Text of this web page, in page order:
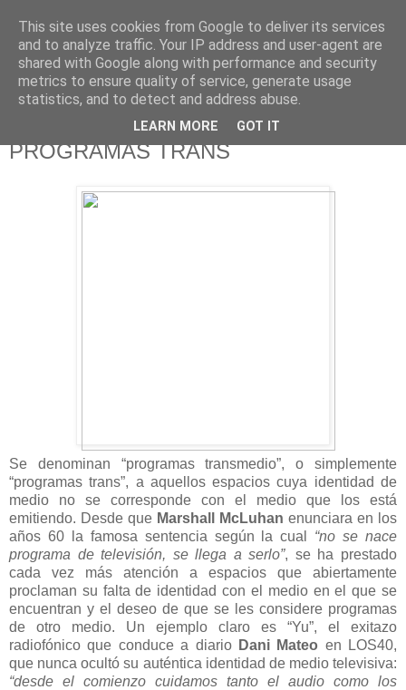
625 RANAS
LA TELEVISIÓN DESDE EL PUNTO DE VISTA BATRACIO
PROGRAMAS TRANS
Se denominan “programas transmedio”, o simplemente
“programas trans”, a aquellos espacios cuya identidad de
medio no se corresponde con el medio que los está
emitiendo. Desde que Marshall McLuhan enunciara en los
años 60 la famosa sentencia según la cual “no se nace
programa de televisión, se llega a serlo”, se ha prestado
cada vez más atención a espacios que abiertamente
proclaman su falta de identidad con el medio en el que se
encuentran y el deseo de que se les considere programas
de otro medio. Un ejemplo claro es “Yu”, el exitazo
radiofónico que conduce a diario Dani Mateo en LOS40,
que nunca ocultó su auténtica identidad de medio televisiva:
“desde el comienzo cuidamos tanto el audio como los
This site uses cookies from Google to deliver its services
and to analyze traffic. Your IP address and user-agent are
shared with Google along with performance and security
metrics to ensure quality of service, generate usage
statistics, and to detect and address abuse.
LEARN MORE GOT IT